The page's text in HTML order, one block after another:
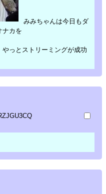
みみちゃんは今日もダ
ナカを
やっとストリーミングが成功